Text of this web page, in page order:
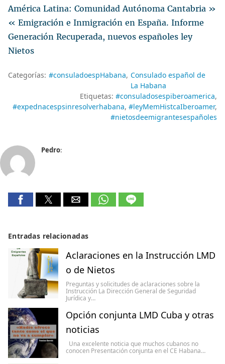
América Latina: Comunidad Autónoma Cantabria »
« Emigración e Inmigración en España. Informe
Generación Recuperada, nuevos españoles ley
Nietos
Categorías: #consuladoespHabana Consulado español de
La Habana
Etiquetas: #consuladosespiberoamerica
#expednacespsinresolverhabana #leyMemHistcaIberoamer
#nietosdeemigrantesespañoles
Pedro:
Entradas relacionadas
Aclaraciones en la Instrucción LMD
o de Nietos
Preguntas y solicitudes de aclaraciones sobre la
Instrucción La Dirección General de Seguridad
Jurídica y…
Opción conjunta LMD Cuba y otras
noticias
Una excelente noticia que muchos cubanos no
conocen Presentación conjunta en el CE Habana…